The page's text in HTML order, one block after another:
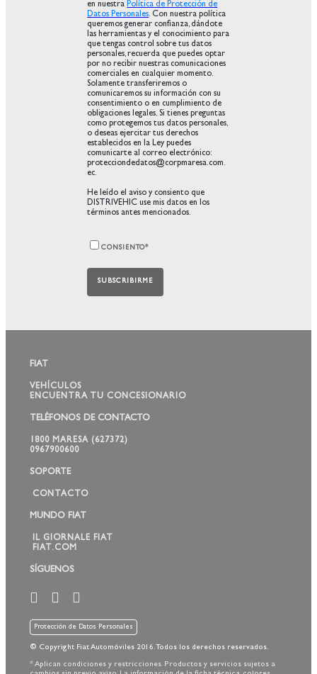
en nuestraPolítica de Protección de
Datos Personales. Con nuestra política
queremos generar confianza, dándote
las herramientas y el conocimiento para
que tengas control sobre tus datos
personales, recuerda que puedes optar
por no recibir nuestras comunicaciones
comerciales en cualquier momento.
Solamente transferiremos o
comunicaremos su información con su
consentimiento o en cumplimiento de
obligaciones legales. Si tienes preguntas
como protegemos tus datos personales,
o deseas ejercitar tus derechos
establecidos en la Ley puedes
comunicarte al correo electrónico:
protecciondedatos@corpmaresa.com.
ec.
He leído el aviso y consiento que
DISTRIVEHIC use mis datos en los
términos antes mencionados.
CONSIENTO*
FIAT
VEHÍCULOS
ENCUENTRA TU CONCESIONARIO
TELÉFONOS DE CONTACTO
1800 MARESA (627372)
0967900600
SOPORTE
CONTACTO
MUNDO FIAT
IL GIORNALE FIAT
FIAT.COM
SÍGUENOS
Protección de Datos Personales
© Copyright Fiat Automóviles 2016. Todos los derechos reservados.
* Aplican condiciones y restricciones. Productos y servicios sujetos a